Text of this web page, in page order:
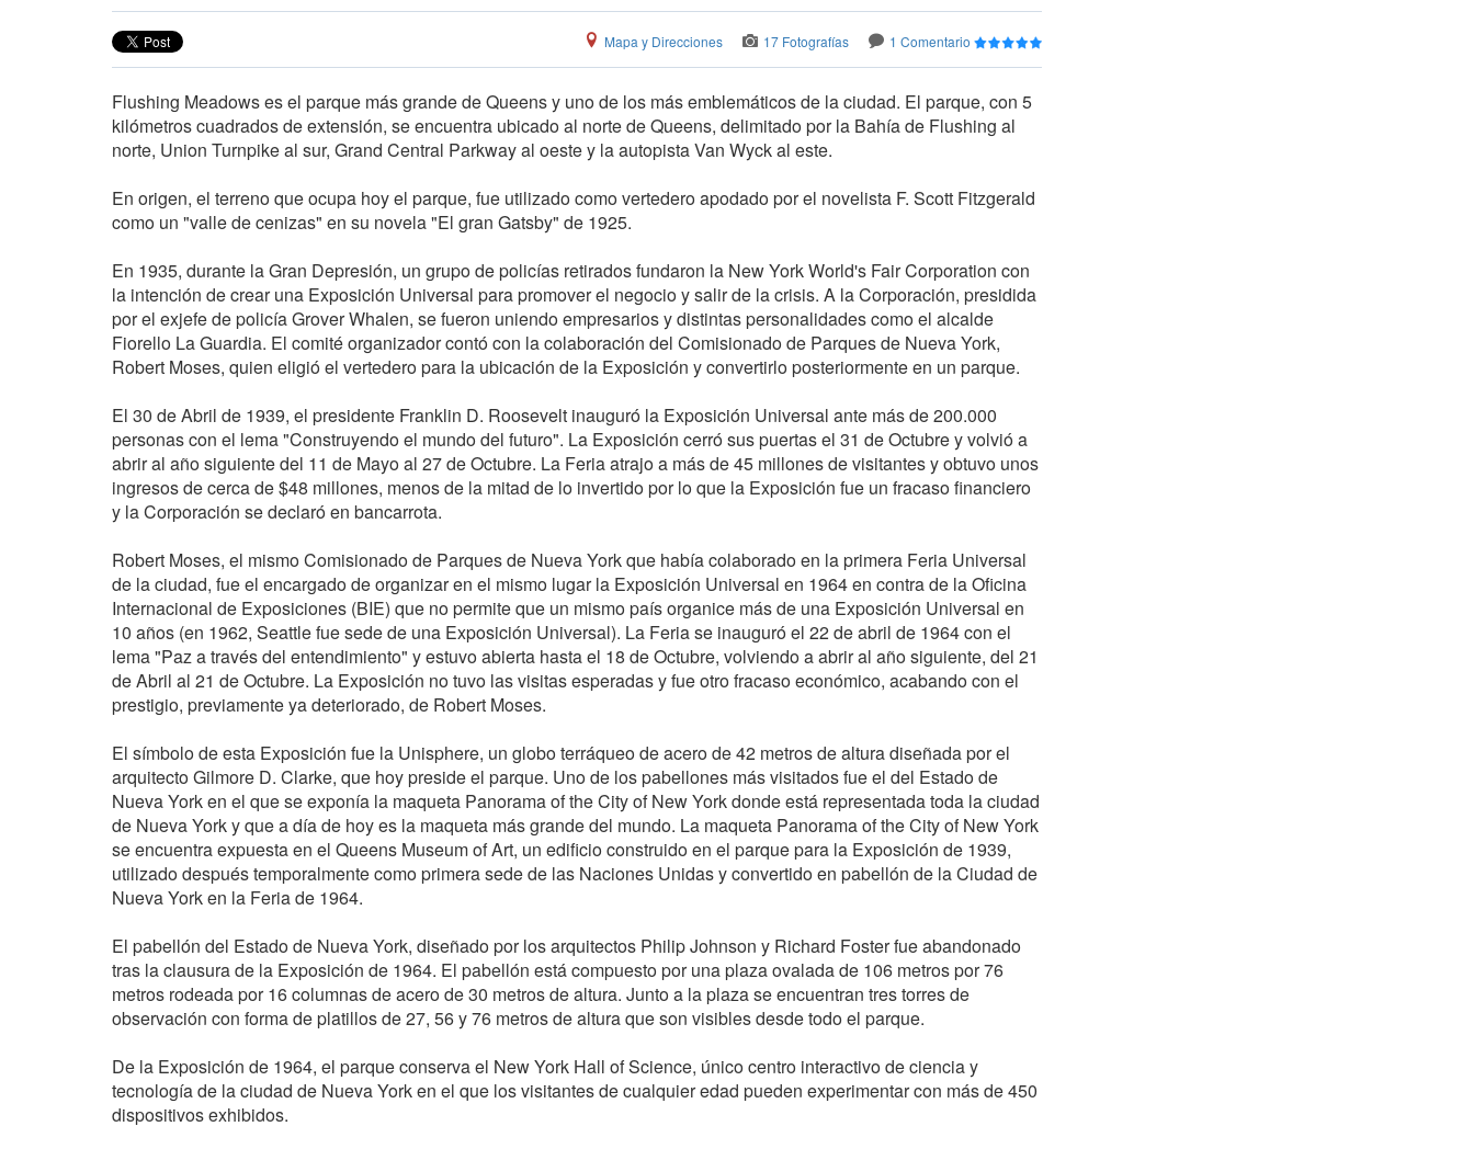
1 Comentario
17 Fotografías
Mapa y Direcciones
Flushing Meadows es el parque más grande de Queens y uno de los más emblemáticos de la ciudad. El parque, con 5
kilómetros cuadrados de extensión, se encuentra ubicado al norte de Queens, delimitado por la Bahía de Flushing al
norte, Union Turnpike al sur, Grand Central Parkway al oeste y la autopista Van Wyck al este.
En origen, el terreno que ocupa hoy el parque, fue utilizado como vertedero apodado por el novelista F. Scott Fitzgerald
como un "valle de cenizas" en su novela "El gran Gatsby" de 1925.
En 1935, durante la Gran Depresión, un grupo de policías retirados fundaron la New York World's Fair Corporation con
la intención de crear una Exposición Universal para promover el negocio y salir de la crisis. A la Corporación, presidida
por el exjefe de policía Grover Whalen, se fueron uniendo empresarios y distintas personalidades como el alcalde
Fiorello La Guardia. El comité organizador contó con la colaboración del Comisionado de Parques de Nueva York,
Robert Moses, quien eligió el vertedero para la ubicación de la Exposición y convertirlo posteriormente en un parque.
El 30 de Abril de 1939, el presidente Franklin D. Roosevelt inauguró la Exposición Universal ante más de 200.000
personas con el lema "Construyendo el mundo del futuro". La Exposición cerró sus puertas el 31 de Octubre y volvió a
abrir al año siguiente del 11 de Mayo al 27 de Octubre. La Feria atrajo a más de 45 millones de visitantes y obtuvo unos
ingresos de cerca de $48 millones, menos de la mitad de lo invertido por lo que la Exposición fue un fracaso financiero
y la Corporación se declaró en bancarrota.
Robert Moses, el mismo Comisionado de Parques de Nueva York que había colaborado en la primera Feria Universal
de la ciudad, fue el encargado de organizar en el mismo lugar la Exposición Universal en 1964 en contra de la Oficina
Internacional de Exposiciones (BIE) que no permite que un mismo país organice más de una Exposición Universal en
10 años (en 1962, Seattle fue sede de una Exposición Universal). La Feria se inauguró el 22 de abril de 1964 con el
lema "Paz a través del entendimiento" y estuvo abierta hasta el 18 de Octubre, volviendo a abrir al año siguiente, del 21
de Abril al 21 de Octubre. La Exposición no tuvo las visitas esperadas y fue otro fracaso económico, acabando con el
prestigio, previamente ya deteriorado, de Robert Moses.
El símbolo de esta Exposición fue la Unisphere, un globo terráqueo de acero de 42 metros de altura diseñada por el
arquitecto Gilmore D. Clarke, que hoy preside el parque. Uno de los pabellones más visitados fue el del Estado de
Nueva York en el que se exponía la maqueta Panorama of the City of New York donde está representada toda la ciudad
de Nueva York y que a día de hoy es la maqueta más grande del mundo. La maqueta Panorama of the City of New York
se encuentra expuesta en el Queens Museum of Art, un edificio construido en el parque para la Exposición de 1939,
utilizado después temporalmente como primera sede de las Naciones Unidas y convertido en pabellón de la Ciudad de
Nueva York en la Feria de 1964.
El pabellón del Estado de Nueva York, diseñado por los arquitectos Philip Johnson y Richard Foster fue abandonado
tras la clausura de la Exposición de 1964. El pabellón está compuesto por una plaza ovalada de 106 metros por 76
metros rodeada por 16 columnas de acero de 30 metros de altura. Junto a la plaza se encuentran tres torres de
observación con forma de platillos de 27, 56 y 76 metros de altura que son visibles desde todo el parque.
De la Exposición de 1964, el parque conserva el New York Hall of Science, único centro interactivo de ciencia y
tecnología de la ciudad de Nueva York en el que los visitantes de cualquier edad pueden experimentar con más de 450
dispositivos exhibidos.